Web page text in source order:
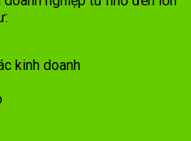
kinh doanh